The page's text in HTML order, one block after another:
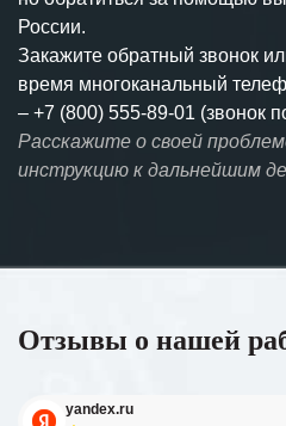
России.
Закажите обратный звонок
время многоканальный
– +7 (800) 555-89-01 (звонок
Расскажите о своей
инструкцию к дальнейшим
Отзывы о нашей
yandex.ru